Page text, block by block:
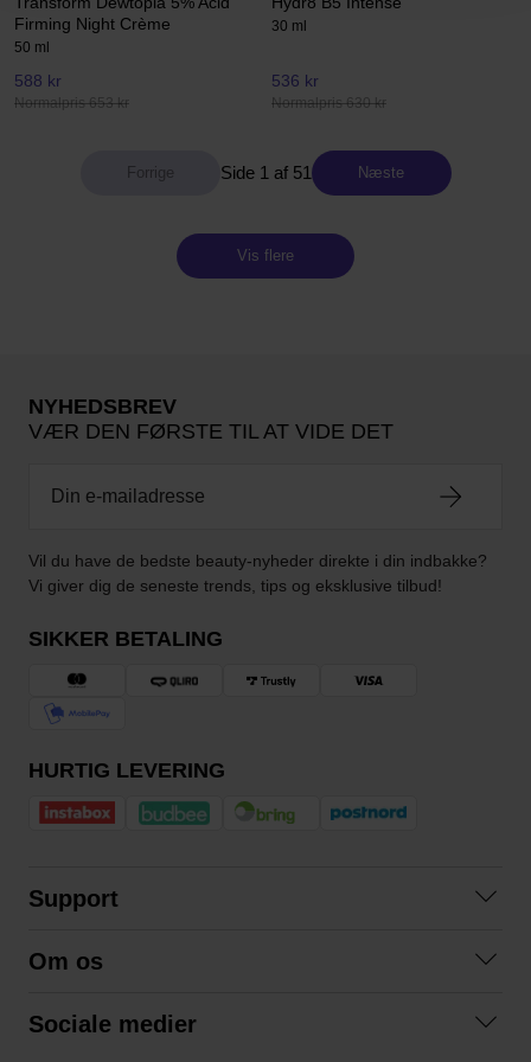
Firming Night Crème
50 ml
588 kr
Normalpris 653 kr
30 ml
536 kr
Normalpris 630 kr
Side 1 af 51 Næste
Vis flere
NYHEDSBREV
VÆR DEN FØRSTE TIL AT VIDE DET
Vil du have de bedste beauty-nyheder direkte i din indbakke?
Vi giver dig de seneste trends, tips og eksklusive tilbud!
SIKKER BETALING
HURTIG LEVERING
Support
Betingelser
Om os
Sociale medier